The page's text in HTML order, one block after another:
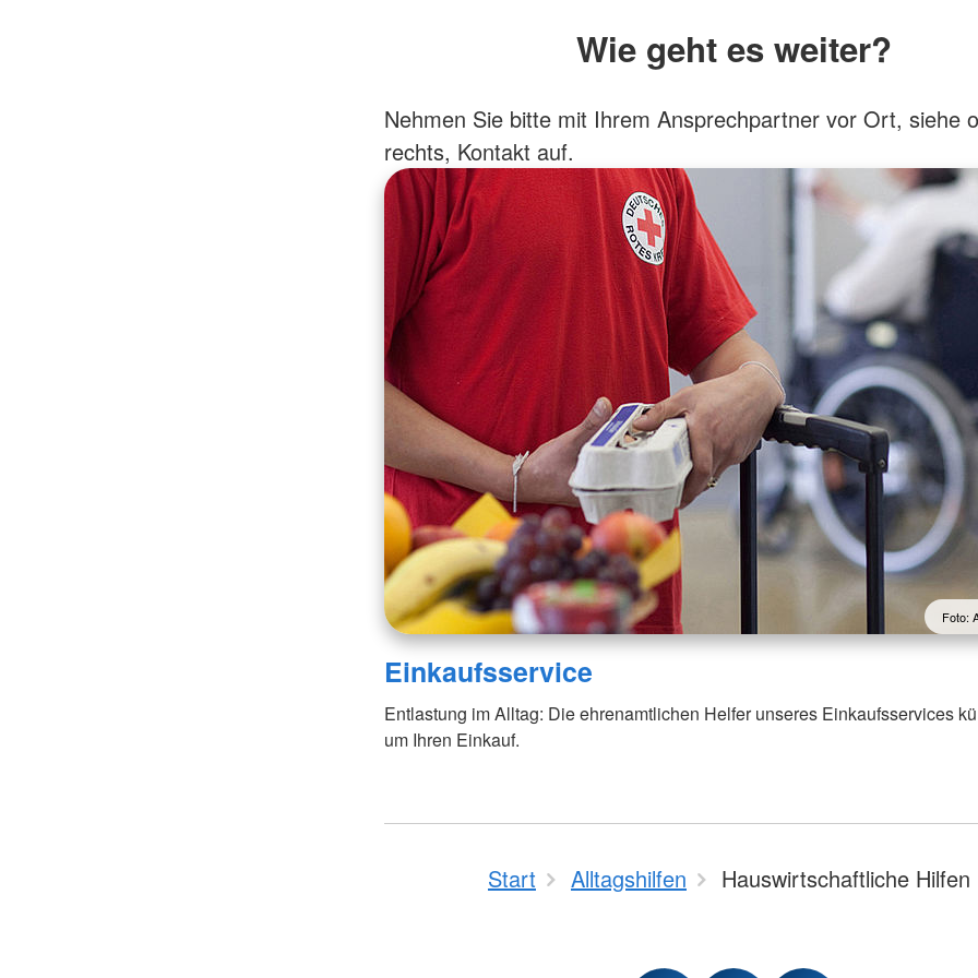
Wie geht es weiter?
Nehmen Sie bitte mit Ihrem Ansprechpartner vor Ort, siehe
rechts, Kontakt auf.
Foto:
Einkaufsservice
Entlastung im Alltag: Die ehrenamtlichen Helfer unseres Einkaufsservices
um Ihren Einkauf.
Start Alltagshilfen Hauswirtschaftliche Hilfen